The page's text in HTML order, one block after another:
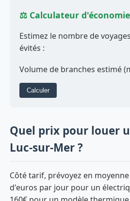
⚖️ Calculateur
Estimez le nombre de
évités :
Volume de branches estimé
Calculer
Quel prix pour louer
Luc-sur-Mer ?
Côté tarif, prévoyez en
d'euros par jour pour un